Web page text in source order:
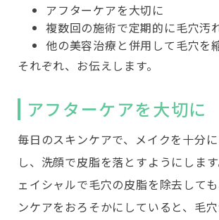
アフターケアを大切に
複数回の施術で定期的に毛穴汚
他の美容治療と併用して毛穴を
それぞれ、お伝えします。
アフターケアを大切に
毎日のスキンケアで、メイクを十分
し、洗顔で皮脂を落とすようにしま
ェイシャルで毛穴の皮脂を除去して
ンケアをおろそかにしていると、毛